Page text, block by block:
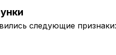
следующие признаки: